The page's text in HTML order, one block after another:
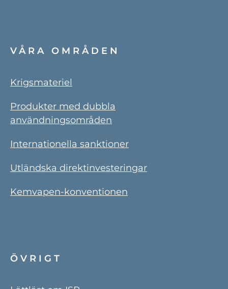
VÅRA OMRÅDEN
Krigsmateriel
Produkter med dubbla
användningsområden
Internationella sanktioner
Utländska direktinvesteringar
Kemvapen-konventionen
ÖVRIGT